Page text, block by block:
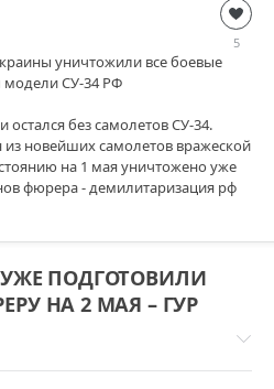
5
без самолетов СУ-34.
новейших самолетов вражеской
на 1 мая уничтожено уже
фюрера - демилитаризация рф
ПОДГОТОВИЛИ
НА 2 МАЯ – ГУР